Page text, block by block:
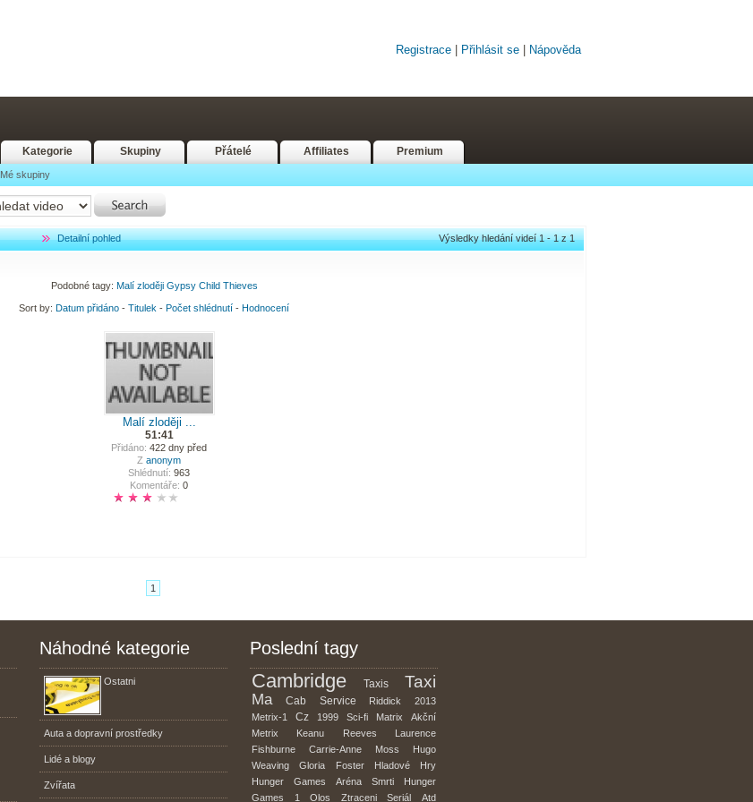
Registrace Přihlásit se Nápověda
Kategorie Skupiny Přátelé Affiliates Premium
Mé skupiny
Detailní pohled Výsledky hledání videí 1 - 1 z 1
Podobné tagy: Malí zloději Gypsy Child Thieves
Sort by: Datum přidáno - Titulek - Počet shlédnutí - Hodnocení
Malí zloději ...
51:41
Přidáno: 422 dny před
Z anonym
Shlédnutí: 963
Komentáře: 0
1
Náhodné kategorie
Ostatni
Auta a dopravní prostředky
Lidé a blogy
Zvířata
Poslední tagy
Cambridge Taxis Taxi
Ma Cab Service Riddick
2013
Metrix-1
Cz 1999 Sci-fi Matrix
Akční
Metrix
Keanu Reeves
Laurence
Fishburne
Carrie-Anne Moss
Hugo
Weaving
Gloria Foster Hladové
Hry
Hunger
Games Aréna Smrti
Hunger
Games
1 Olos Ztraceni Seriál Atd